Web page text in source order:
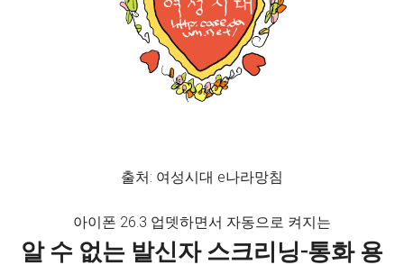
출처: 여성시대 e나라망침
아이폰 26.3 업뎃하면서 자동으로 켜지는
알 수 없는 발신자 스크리닝-통화 용